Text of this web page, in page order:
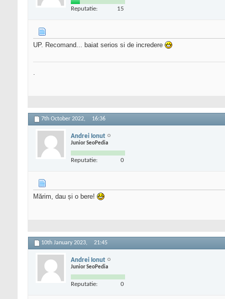
Reputatie: 15
UP. Recomand... baiat serios si de incredere
.
7th October 2022, 16:36
Andrei Ionut
Junior SeoPedia
Reputatie: 0
Mărim, dau și o bere!
10th January 2023, 21:45
Andrei Ionut
Junior SeoPedia
Reputatie: 0